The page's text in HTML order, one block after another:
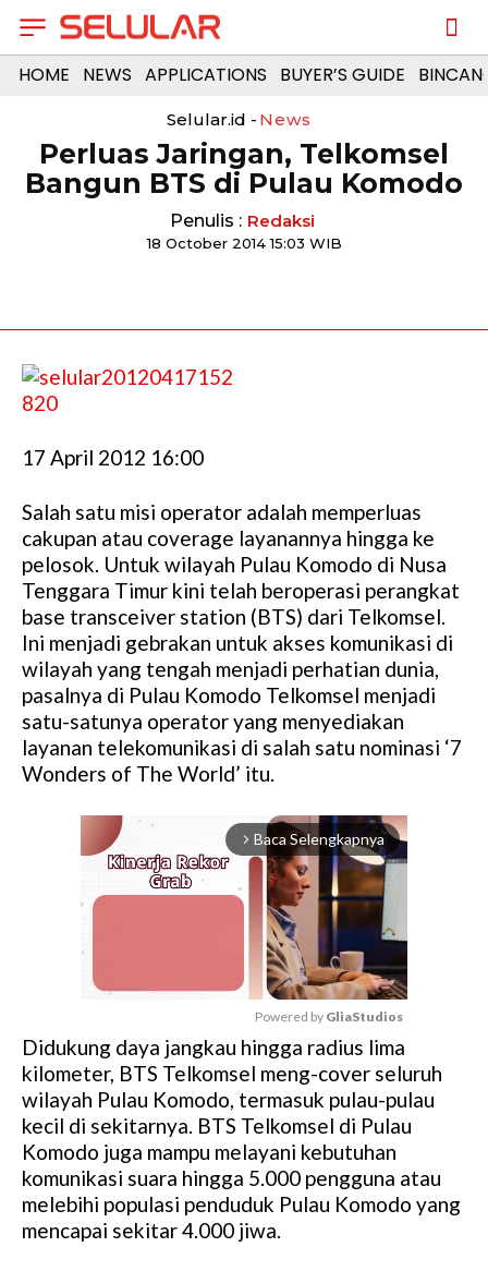
HOME NEWS APPLICATIONS BUYER’S GUIDE
Selular.id - News
Perluas Jaringan, Telkomsel
Bangun BTS di Pulau Komodo
Penulis : Redaksi
18 October 2014 15:03 WIB
17 April 2012 16:00
Salah satu misi operator adalah memperluas
cakupan atau coverage layanannya hingga ke
pelosok. Untuk wilayah Pulau Komodo di Nusa
Tenggara Timur kini telah beroperasi perangkat
base transceiver station (BTS) dari Telkomsel.
Ini menjadi gebrakan untuk akses komunikasi di
wilayah yang tengah menjadi perhatian dunia,
pasalnya di Pulau Komodo Telkomsel menjadi
satu-satunya operator yang menyediakan
layanan telekomunikasi di salah satu nominasi ‘7
Wonders of The World’ itu.
arrow_forward_ios Baca Selengkapnya
M
u
t
Powered by GliaStudios
Didukung daya jangkau hingga radius lima
kilometer, BTS Telkomsel meng-cover seluruh
wilayah Pulau Komodo, termasuk pulau-pulau
kecil di sekitarnya. BTS Telkomsel di Pulau
Komodo juga mampu melayani kebutuhan
komunikasi suara hingga 5.000 pengguna atau
melebihi populasi penduduk Pulau Komodo yang
mencapai sekitar 4.000 jiwa.